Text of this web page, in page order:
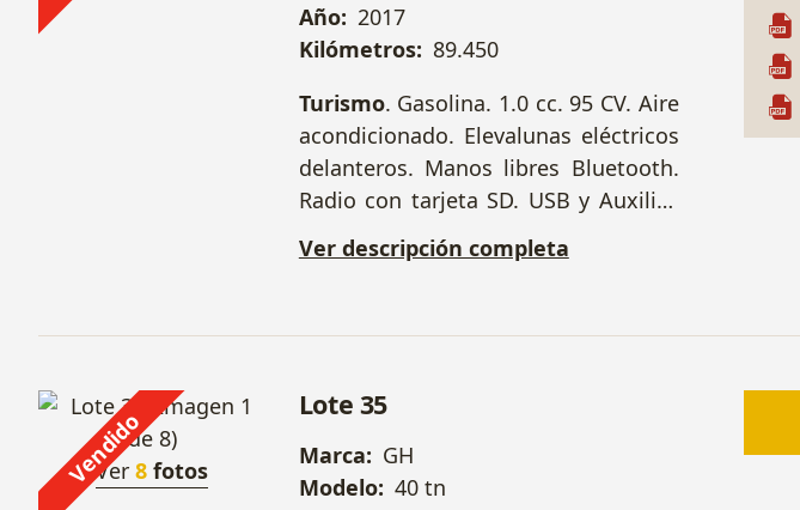
Año: 2017
Kilómetros: 89.450
Turismo. Gasolina. 1.0 cc. 95 CV. Aire
acondicionado. Elevalunas eléctricos
delanteros. Manos libres Bluetooth.
Radio con tarjeta SD. USB y Auxiliar.
Sistema Start/Stop. Luces
automáticas. 1 Llave. Matrícula: 6327
VSSZZZKJZJR009268.
Ver descripción completa
Vendido
Ver8 fotos
Lote 35
Marca: GH
Modelo: 40 tn